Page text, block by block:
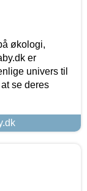
økologi,
er
univers til
se deres